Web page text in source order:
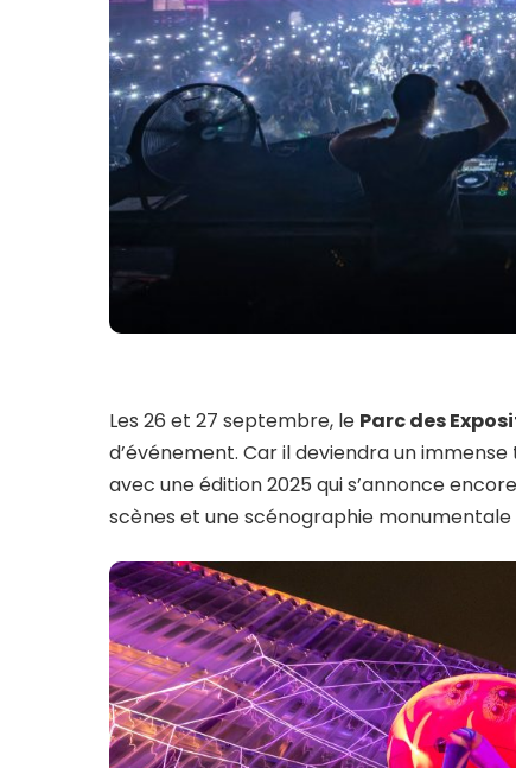
Les 26 et 27 septembre, le Parc des
d’événement. Car il deviendra un
avec une édition 2025 qui s’annonce
scènes et une scénographie